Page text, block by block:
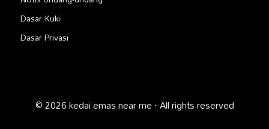
Dasar Kuki
Dasar Privasi
© 2026 kedai emas near me · All rights reserved